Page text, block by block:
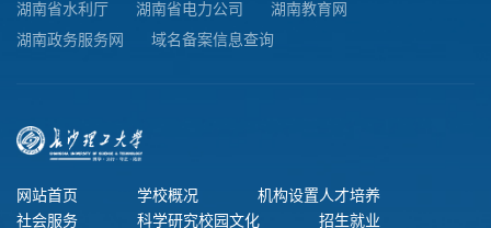
湖南省水利厅
湖南省电力公司
湖南教育网
湖南政务服务网
域名备案信息查询
网站首页 学校概况 机构设置 人才培养
社会服务
科学研究校园文化 招生就业